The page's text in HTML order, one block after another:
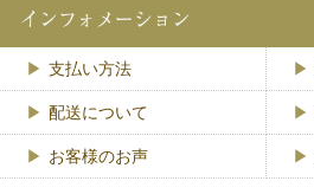
支払い方法
配送について
お客様のお声